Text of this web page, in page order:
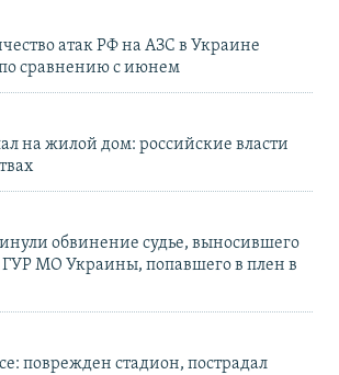
атак РФ на АЗС в Украине
по сравнению с июнем
на жилой дом: российские власти
обвинение судье, выносившего
ГУР МО Украины, попавшего в плен в
поврежден стадион, пострадал